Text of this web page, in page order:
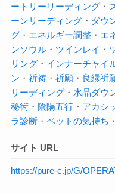
ートリーリーディング・
ーンリーディング・ ダウ
グ・ エネルギー調整・ エ
ンソウル・ ツインレイ ・
リング・ インナーチャイ
ン ・ 祈祷・ 祈願・ 良縁祈
リーディング・ 水晶ダウ
秘術・ 陰陽五行・ アカシ
ラ診断・ ペットの気持ち ・
サイト URL
https://pure-c.jp/G/